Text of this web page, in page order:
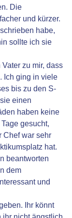
Die
und kürzer.
habe,
sollte ich sie
zu mir, dass
Ich ging in viele
bis zu den S-
einen
haben keine
gesucht,
Chef war sehr
hat.
beantworten
dem
und
Ihr könnt